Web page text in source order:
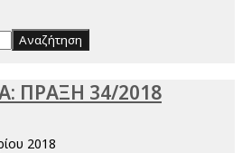
Αναζήτηση
ΠΡΑΞΗ 34/2018
2018